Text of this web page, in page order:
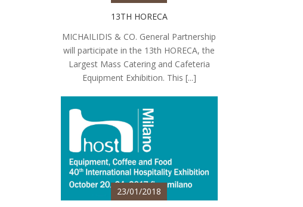
13TH HORECA
MICHAILIDIS & CO. General Partnership
will participate in the 13th HORECA, the
Largest Mass Catering and Cafeteria
Equipment Exhibition. This [...]
23/01/2018